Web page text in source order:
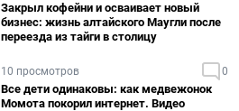
Закрыл кофейни и осваивает новый
бизнес: жизнь алтайского Маугли после
переезда из тайги в столицу
10 просмотров 0
Все дети одинаковы: как медвежонок
Момота покорил интернет. Видео